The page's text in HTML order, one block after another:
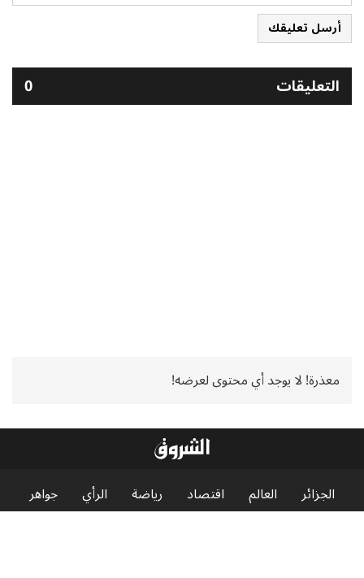
أرسل تعليقك
التعليقات 0
معذرة! لا يوجد أي محتوى لعرضه!
الجزائر العالم اقتصاد رياضة الرأي
جواهر